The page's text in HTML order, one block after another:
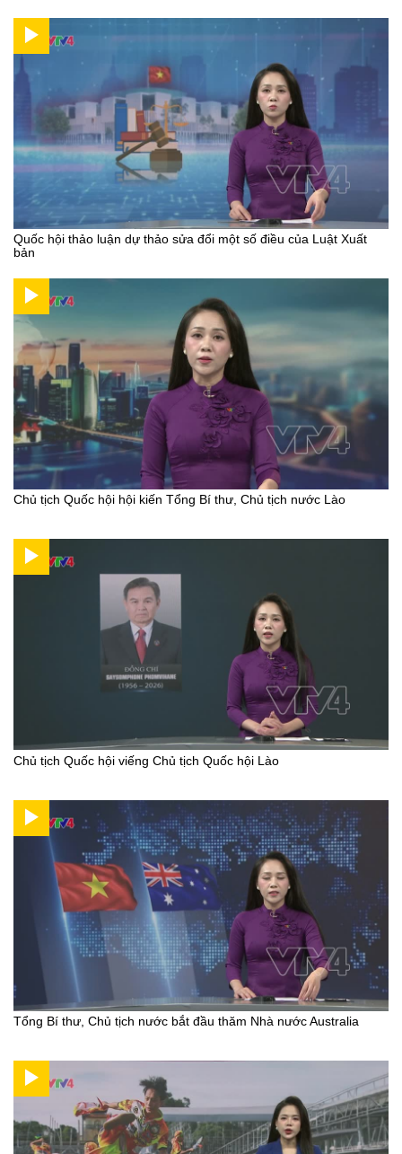
Quốc hội thảo luận dự thảo sửa đổi một số điều của Luật Xuất
bản
Chủ tịch Quốc hội hội kiến Tổng Bí thư, Chủ tịch nước Lào
Chủ tịch Quốc hội viếng Chủ tịch Quốc hội Lào
Tổng Bí thư, Chủ tịch nước bắt đầu thăm Nhà nước Australia